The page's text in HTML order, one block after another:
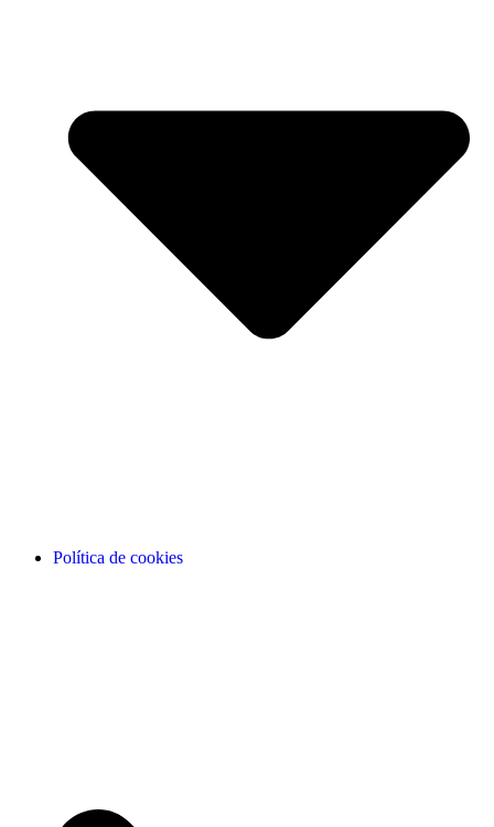
Política de cookies